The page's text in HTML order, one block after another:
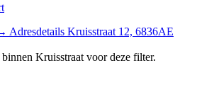
Adresdetails Kruisstraat 12, 6836AE
Kruisstraat voor deze filter.